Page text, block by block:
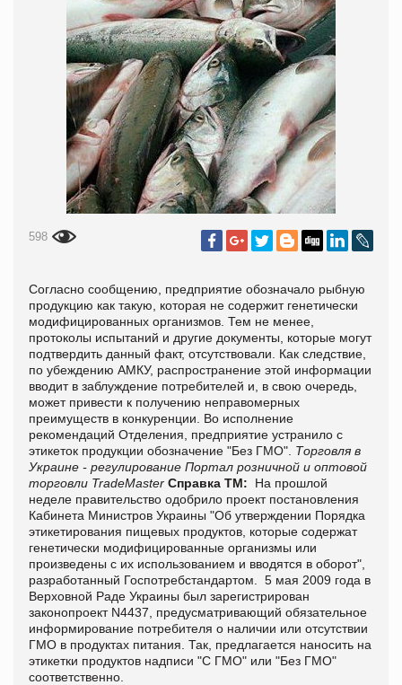
598
Согласно сообщению, предприятие обозначало рыбную
продукцию как такую, которая не содержит генетически
модифицированных организмов. Тем не менее,
протоколы испытаний и другие документы, которые могут
подтвердить данный факт, отсутствовали. Как следствие,
по убеждению АМКУ, распространение этой информации
вводит в заблуждение потребителей и, в свою очередь,
может привести к получению неправомерных
преимуществ в конкуренции. Во исполнение
рекомендаций Отделения, предприятие устранило с
этикеток продукции обозначение "Без ГМО". Торговля в
Украине - регулирование Портал розничной и оптовой
торговли TradeMaster Справка ТМ: На прошлой
неделе правительство одобрило проект постановления
Кабинета Министров Украины "Об утверждении Порядка
этикетирования пищевых продуктов, которые содержат
генетически модифицированные организмы или
произведены с их использованием и вводятся в оборот",
разработанный Госпотребстандартом. 5 мая 2009 года в
Верховной Раде Украины был зарегистрирован
законопроект N4437, предусматривающий обязательное
информирование потребителя о наличии или отсутствии
ГМО в продуктах питания. Так, предлагается наносить на
этикетки продуктов надписи "С ГМО" или "Без ГМО"
соответственно.